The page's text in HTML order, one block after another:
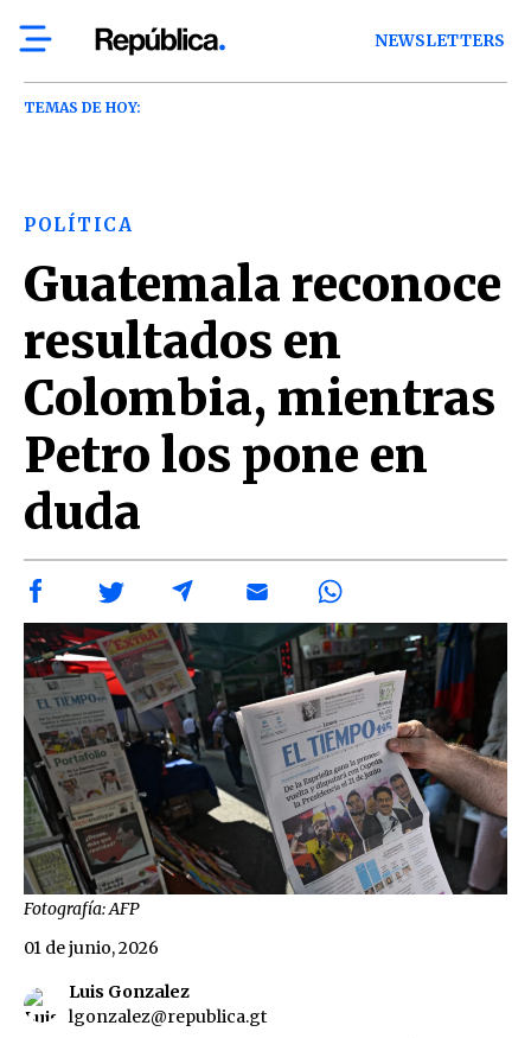
NEWSLETTERS
TEMAS DE HOY:
POLÍTICA
Guatemala reconoce
resultados en
Colombia, mientras
Petro los pone en
duda
Fotografía: AFP
Luis Gonzalez
lgonzalez@republica.gt
01 de junio, 2026